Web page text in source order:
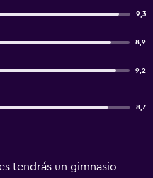
9,3
8,9
9,2
8,7
tendrás un gimnasio